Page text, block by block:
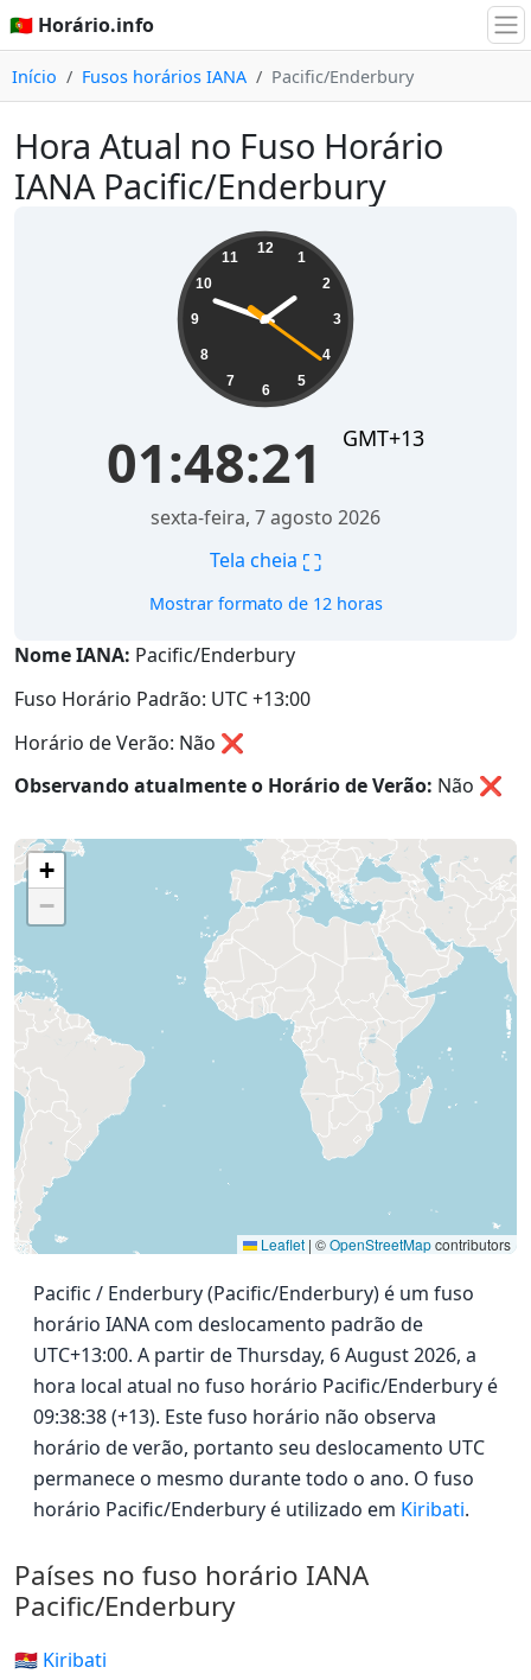
🇵🇹 Horário.info
Início Fusos horários IANA Pacific/Enderbury
Hora Atual no Fuso Horário
IANA Pacific/Enderbury
12
1
2
3
4
5
6
7
8
9
10
11
01:48:22 GMT+13
sexta-feira, 7 agosto 2026
Tela cheia ⛶
Mostrar formato de 12 horas
Nome IANA: Pacific/Enderbury
Fuso Horário Padrão: UTC +13:00
Horário de Verão: Não ❌
Observando atualmente o Horário de Verão: Não ❌
+
−
Leaflet | ©OpenStreetMapcontributors
Pacific / Enderbury (Pacific/Enderbury) é um fuso
horário IANA com deslocamento padrão de
UTC+13:00. A partir de Thursday, 6 August 2026, a
hora local atual no fuso horário Pacific/Enderbury é
09:38:38 (+13). Este fuso horário não observa
horário de verão, portanto seu deslocamento UTC
permanece o mesmo durante todo o ano. O fuso
horário Pacific/Enderbury é utilizado em Kiribati.
Países no fuso horário IANA
Pacific/Enderbury
🇰🇮 Kiribati